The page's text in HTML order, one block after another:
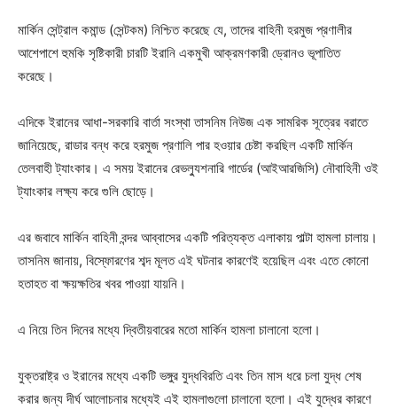
মার্কিন সেন্ট্রাল কমান্ড (সেন্টকম) নিশ্চিত করেছে যে, তাদের বাহিনী হরমুজ প্রণালীর
আশেপাশে হুমকি সৃষ্টিকারী চারটি ইরানি একমুখী আক্রমণকারী ড্রোনও ভূপাতিত
করেছে।
এদিকে ইরানের আধা-সরকারি বার্তা সংস্থা তাসনিম নিউজ এক সামরিক সূত্রের বরাতে
জানিয়েছে, রাডার বন্ধ করে হরমুজ প্রণালি পার হওয়ার চেষ্টা করছিল একটি মার্কিন
তেলবাহী ট্যাংকার। এ সময় ইরানের রেভল্যুশনারি গার্ডের (আইআরজিসি) নৌবাহিনী ওই
ট্যাংকার লক্ষ্য করে গুলি ছোড়ে।
এর জবাবে মার্কিন বাহিনী বন্দর আব্বাসের একটি পরিত্যক্ত এলাকায় পাল্টা হামলা চালায়।
তাসনিম জানায়, বিস্ফোরণের শব্দ মূলত এই ঘটনার কারণেই হয়েছিল এবং এতে কোনো
হতাহত বা ক্ষয়ক্ষতির খবর পাওয়া যায়নি।
এ নিয়ে তিন দিনের মধ্যে দ্বিতীয়বারের মতো মার্কিন হামলা চালানো হলো।
যুক্তরাষ্ট্র ও ইরানের মধ্যে একটি ভঙ্গুর যুদ্ধবিরতি এবং তিন মাস ধরে চলা যুদ্ধ শেষ
করার জন্য দীর্ঘ আলোচনার মধ্যেই এই হামলাগুলো চালানো হলো। এই যুদ্ধের কারণে